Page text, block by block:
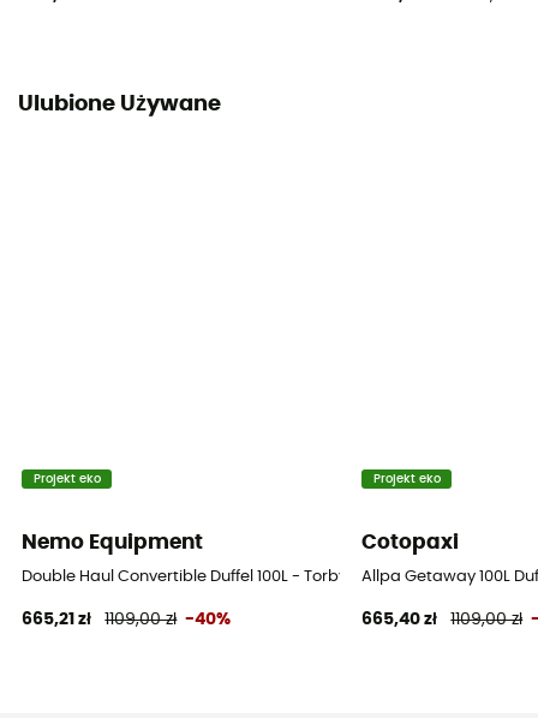
Ulubione Używane
Projekt eko
Nemo Equipment
Double Haul Convertible Duffel 100L - Torby podróżne
665,21 zł 1109,00 zł -40%
Projekt eko
Cotopaxi
Allpa Getaway 100L
665,40 zł 1109,00 zł